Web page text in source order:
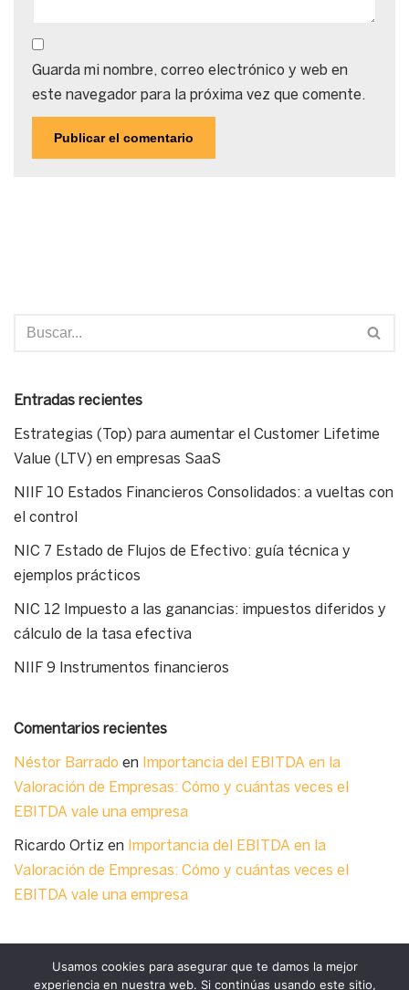
Guarda mi nombre, correo electrónico y web en
este navegador para la próxima vez que comente.
Entradas recientes
Estrategias (Top) para aumentar el Customer Lifetime
Value (LTV) en empresas SaaS
NIIF 10 Estados Financieros Consolidados: a vueltas con
el control
NIC 7 Estado de Flujos de Efectivo: guía técnica y
ejemplos prácticos
NIC 12 Impuesto a las ganancias: impuestos diferidos y
cálculo de la tasa efectiva
NIIF 9 Instrumentos financieros
Comentarios recientes
Néstor Barrado en
Importancia del EBITDA en la
Valoración de Empresas: Cómo y cuántas veces el
EBITDA vale una empresa
Ricardo Ortiz en
Importancia del EBITDA en la
Valoración de Empresas: Cómo y cuántas veces el
EBITDA vale una empresa
Usamos cookies para asegurar que te damos la mejor
experiencia en nuestra web. Si continúas usando este sitio,